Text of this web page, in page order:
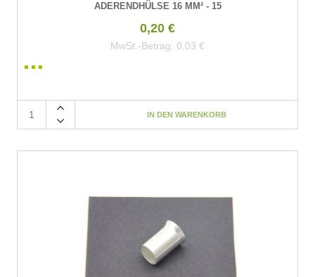
ADERENDHÜLSE 16 MM² - 15
0,20 €
MwSt.-Betrag: 0,03 €